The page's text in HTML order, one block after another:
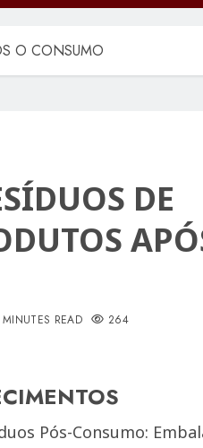
O CONSUMO
DE
READ 264
Pós-Consumo: